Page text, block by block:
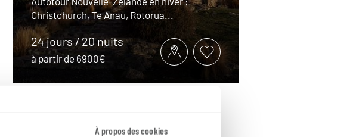
À propos des cookies
Christchurch, Te Anau, Rotorua...
24 jours / 20 nuits
à partir de 6900€